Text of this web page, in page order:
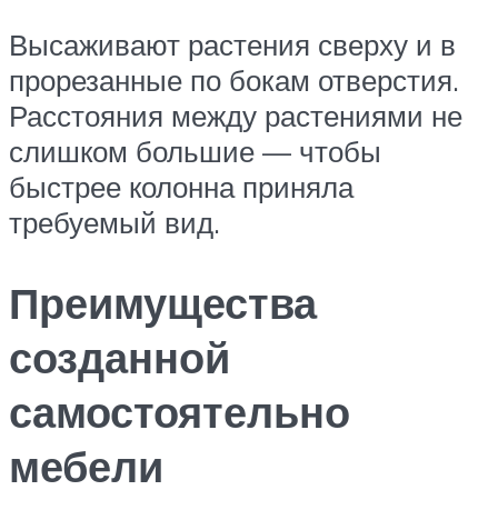
Высаживают растения сверху и в
прорезанные по бокам отверстия.
Расстояния между растениями не
слишком большие — чтобы
быстрее колонна приняла
требуемый вид.
Преимущества
созданной
самостоятельно
мебели